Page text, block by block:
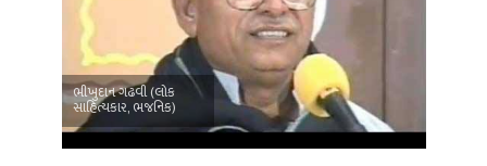
ભીખુદાન ગઢવી (લોક
સાહિત્યકાર, ભજનિક)